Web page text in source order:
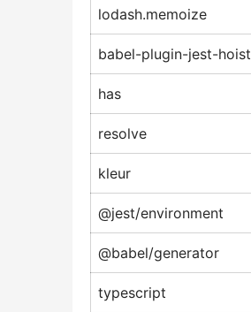
lodash.memoize
babel-plugin-jest-hoist
has
resolve
kleur
@jest/environment
@babel/generator
typescript